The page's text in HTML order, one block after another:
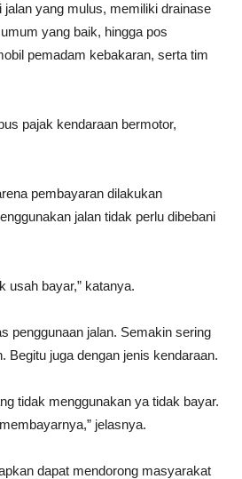
yang mulus, memiliki drainase
yang baik, hingga pos
pemadam kebakaran, serta tim
pajak kendaraan bermotor,
pembayaran dilakukan
jalan tidak perlu dibebani
usah bayar,” katanya.
penggunaan jalan. Semakin sering
juga dengan jenis kendaraan.
tidak menggunakan ya tidak bayar.
jelasnya.
dapat mendorong masyarakat